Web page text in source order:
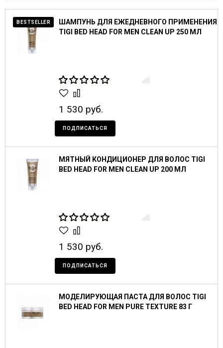
BESTSELLER
ШАМПУНЬ ДЛЯ ЕЖЕДНЕВНОГО ПРИМЕНЕНИЯ
TIGI BED HEAD FOR MEN CLEAN UP 250 МЛ
1 530 руб.
ПОДПИСАТЬСЯ
МЯТНЫЙ КОНДИЦИОНЕР ДЛЯ ВОЛОС TIGI
BED HEAD FOR MEN CLEAN UP 200 МЛ
1 530 руб.
ПОДПИСАТЬСЯ
МОДЕЛИРУЮЩАЯ ПАСТА ДЛЯ ВОЛОС TIGI
BED HEAD FOR MEN PURE TEXTURE 83 Г